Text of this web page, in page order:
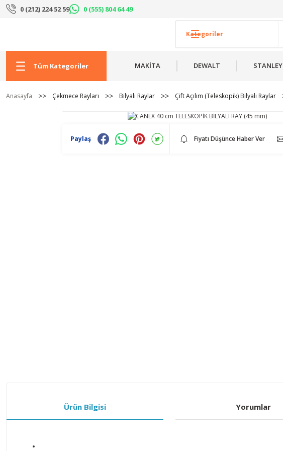
0 (212) 224 52 59 0 (555) 804 64 49
Tüm Kategoriler MAKİTA DEWALT STANLEY
Anasayfa Çekmece Rayları Bilyalı Raylar Çift Açılım (Teleskopik) Bilyalı Raylar
Paylaş Fiyatı Düşünce Haber Ver
Ürün Bilgisi Yorumlar